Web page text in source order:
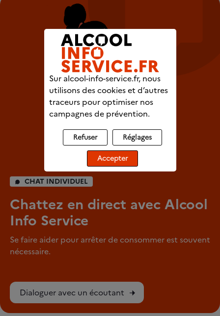
CHAT INDIVIDUEL
Chattez en direct avec Alcool
Info Service
Se faire aider pour arrêter de consommer est souvent
nécessaire.
Dialoguer avec un écoutant
Sur alcool-info-service.fr, nous
utilisons des cookies et d’autres
traceurs pour optimiser nos
campagnes de prévention.
Refuser Réglages
Accepter